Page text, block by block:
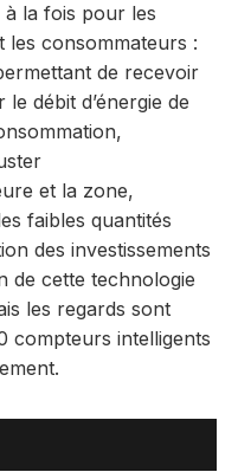
à la fois pour les
consommateurs :
de recevoir
débit d’énergie de
et la zone,
faibles quantités
des investissements
de cette technologie
les regards sont
compteurs intelligents